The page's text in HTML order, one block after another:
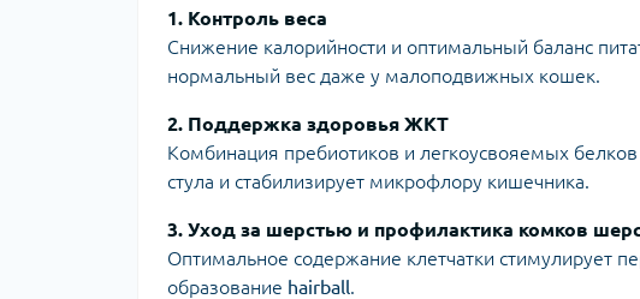
1. Контроль веса
Снижение калорийности и оптимальный баланс
нормальный вес даже у малоподвижных кошек.
2. Поддержка здоровья ЖКТ
Комбинация пребиотиков и легкоусвояемых
стула и стабилизирует микрофлору кишечника.
3. Уход за шерстью и профилактика комков
Оптимальное содержание клетчатки стимулирует
образование hairball.